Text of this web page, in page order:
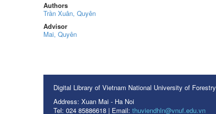
Authors
Trần Xuân, Quyên
Advisor
Mai, Quyên
Digital Library of Vietnam National University of Forestry
Address: Xuan Mai - Ha Noi
Tel: 024 85886618 | Email: thuviendhln@vnuf.edu.vn